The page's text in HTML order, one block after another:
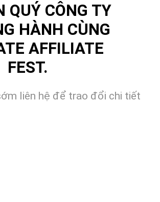
QUÝ CÔNG TY
HÀNH CÙNG
AFFILIATE
FEST.
liên hệ để trao đổi chi tiết